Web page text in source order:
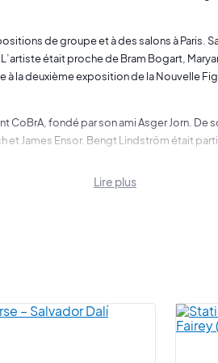
de groupe et à des salons à Paris.
était proche de Bram Bogart,
la deuxième exposition de la Nouvelle
CoBrA, fondé par son ami Asger Jorn. De
et James Ensor. Bengt Lindström était
la France et la Suède. Il s’est intéressé de
réalise des œuvres "en pleine pâte", les
Lire plus